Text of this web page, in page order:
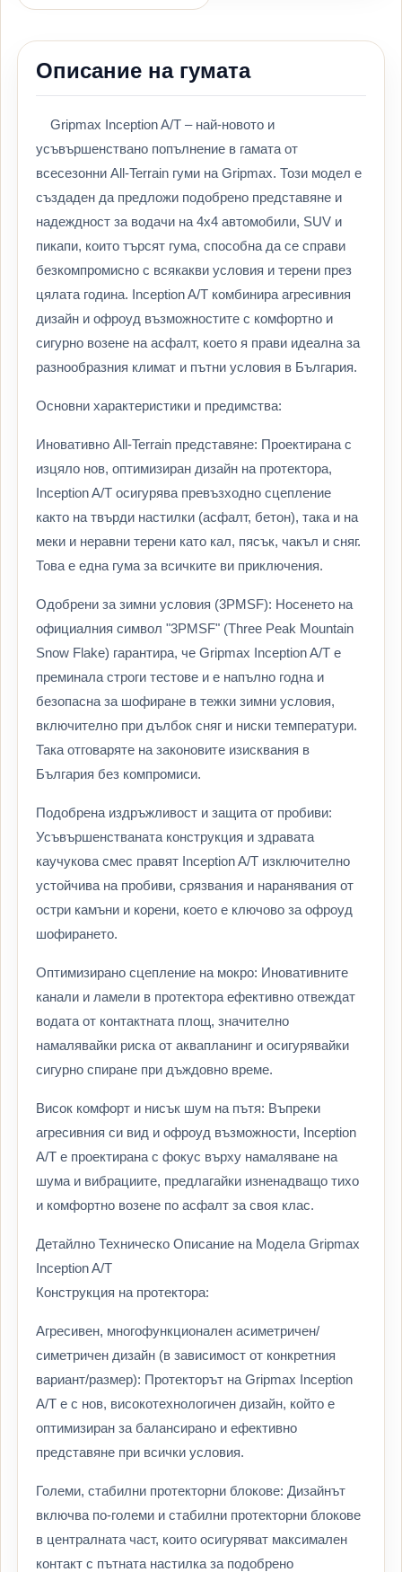
Описание на гумата
Gripmax Inception A/T – най-новото и
усъвършенствано попълнение в гамата от
всесезонни All-Terrain гуми на Gripmax. Този модел е
създаден да предложи подобрено представяне и
надеждност за водачи на 4x4 автомобили, SUV и
пикапи, които търсят гума, способна да се справи
безкомпромисно с всякакви условия и терени през
цялата година. Inception A/T комбинира агресивния
дизайн и офроуд възможностите с комфортно и
сигурно возене на асфалт, което я прави идеална за
разнообразния климат и пътни условия в България.
Основни характеристики и предимства:
Иновативно All-Terrain представяне: Проектирана с
изцяло нов, оптимизиран дизайн на протектора,
Inception A/T осигурява превъзходно сцепление
както на твърди настилки (асфалт, бетон), така и на
меки и неравни терени като кал, пясък, чакъл и сняг.
Това е една гума за всичките ви приключения.
Одобрени за зимни условия (3PMSF): Носенето на
официалния символ "3PMSF" (Three Peak Mountain
Snow Flake) гарантира, че Gripmax Inception A/T е
преминала строги тестове и е напълно годна и
безопасна за шофиране в тежки зимни условия,
включително при дълбок сняг и ниски температури.
Така отговаряте на законовите изисквания в
България без компромиси.
Подобрена издръжливост и защита от пробиви:
Усъвършенстваната конструкция и здравата
каучукова смес правят Inception A/T изключително
устойчива на пробиви, срязвания и наранявания от
остри камъни и корени, което е ключово за офроуд
шофирането.
Оптимизирано сцепление на мокро: Иновативните
канали и ламели в протектора ефективно отвеждат
водата от контактната площ, значително
намалявайки риска от аквапланинг и осигурявайки
сигурно спиране при дъждовно време.
Висок комфорт и нисък шум на пътя: Въпреки
агресивния си вид и офроуд възможности, Inception
A/T е проектирана с фокус върху намаляване на
шума и вибрациите, предлагайки изненадващо тихо
и комфортно возене по асфалт за своя клас.
Детайлно Техническо Описание на Модела Gripmax
Inception A/T
Конструкция на протектора:
Агресивен, многофункционален асиметричен/
симетричен дизайн (в зависимост от конкретния
вариант/размер): Протекторът на Gripmax Inception
A/T е с нов, високотехнологичен дизайн, който е
оптимизиран за балансирано и ефективно
представяне при всички условия.
Големи, стабилни протекторни блокове: Дизайнът
включва по-големи и стабилни протекторни блокове
в централната част, които осигуряват максимален
контакт с пътната настилка за подобрено